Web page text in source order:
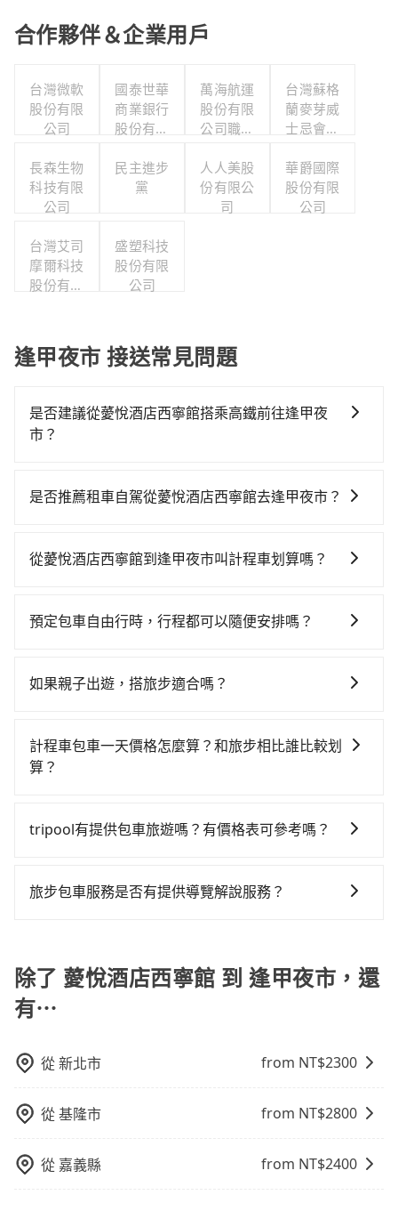
合作夥伴＆企業用戶
台灣微軟
股份有限
公司
國泰世華
商業銀行
股份有限
萬海航運
股份有限
公司職工
會
台灣蘇格
蘭麥芽威
士忌會所
公司
長森生物
科技有限
公司
民主進步
黨
人人美股
份有限公
司
華爵國際
股份有限
公司
台灣艾司
摩爾科技
股份有限
盛塑科技
股份有限
公司
逢甲夜市 接送常見問題
是否建議從薆悅酒店西寧館搭乘高鐵前往逢甲夜
市？
舒適、較貴、費時！從最早06:26一直到23:00，台北-台
程車花費約200元、車程約16分鐘。抵達高鐵站後，步
鐵站，每人票價700元，再用10分鐘出站、等待車站前
轉車時間共2小時5分鐘，假設3位同行，高鐵加轉乘之平
選擇搭乘高鐵而不預約包車，不僅每人至少額外負擔90
元車資，而且更會額外浪費10分鐘在轉乘與等車上，現
費用。
是否推薦租車自駕從薆悅酒店西寧館去逢甲夜市？
時不需要閉目養神（因為要自己開車），最重要的是你
$115~205承租小轎車，每公里再額外加收$3.2，從薆悅
路返回），雖已將eTag和可能的每小時40元路邊停車費
Yaris、Prius C、Vios這類乘坐體驗較差的車款，如果人
數超過四位，更是沒有較大的七人座或九人座可供選
修理，每一次租車都好像在開樂透一樣。另外，偶爾也
車或者要載其他乘客的人來說就有不小的風險。最後，
從薆悅酒店西寧館到逢甲夜市叫計程車划算嗎？
灣大車隊、Uber、Line Taxi、Yoxi等，如果在路邊攔不
看。依照里程跳錶計算，價格約為3,890~4,700元間，但
甲夜市的最佳選擇。
預定包車自由行時，行程都可以隨便安排嗎？
沒有到達海拔1500公里以上的山區，行程都是可以依照
如果親子出遊，搭旅步適合嗎？
椅及兒童用增高墊供您選購(租借300元/個)，讓您和孩子
出遊時安全更有保障。
計程車包車一天價格怎麼算？和旅步相比誰比較划
算？
格通常是根據時間或距離來計算，而且在不同城市和地
之前，最好先詢問清楚具體價格和注意事項。相比之
用。
tripool有提供包車旅遊嗎？有價格表可參考嗎？
包車旅遊，從單純的單趟接送到算時間的計時包車都
車的價格可能跟其他車隊相差無幾，但是如果只需要短
時數或者單程專車服務者，敢大聲說我們價格絕對最划
算。網站上可直接挑選小轎車、休旅車、或九人座箱型
旅步包車服務是否有提供導覽解說服務？
booking@tripool.app聯繫我們，將有專人協助回覆確
認是否能協助安排。
除了 薆悅酒店西寧館 到 逢甲夜市，還
有⋯
從新北市 from NT$2300
從基隆市 from NT$2800
從 嘉義縣 from NT$2400